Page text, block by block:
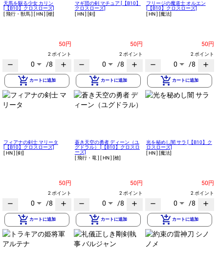
天馬を駆る少女 カリン
[【B10】クロスローズ]
[ 飛行・獣馬 ] [ HN ] [槍]
50円
2 ポイント
remove 0 /8 add
add_shopping_cart カートに追加
マギ団の剣 マチュア [【B10】
クロスローズ]
[ HN ] [剣]
50円
2 ポイント
remove 0 /8 add
add_shopping_cart カートに追加
フリージの魔道士 オルエン
[【B10】クロスローズ]
[ HN ] [魔法]
50円
2 ポイント
remove 0 /8 add
add_shopping_cart カートに追加
フィアナの剣士 マリータ
[【B10】クロスローズ]
[ HN ] [剣]
50円
2 ポイント
remove 0 /8 add
add_shopping_cart カートに追加
蒼き天空の勇者 ディーン（ユ
グドラル） [【B10】クロスロ
ーズ]
[ 飛行・竜 ] [ HN ] [槍]
50円
2 ポイント
remove 0 /8 add
add_shopping_cart カートに追加
光を秘めし闇 サラ [【B10】ク
ロスローズ]
[ HN ] [魔法]
50円
2 ポイント
remove 0 /8 add
add_shopping_cart カートに追加